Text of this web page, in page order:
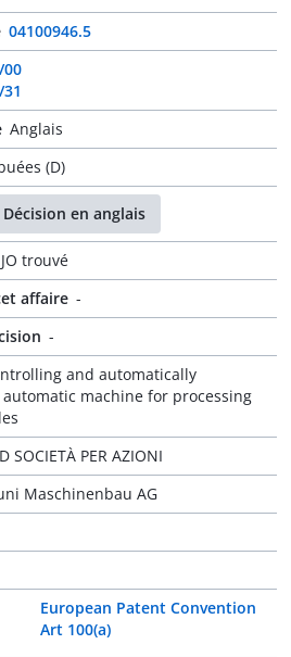
04100946.5
00
Anglais
(D)
Décision en anglais
trouvé
affaire -
-
and automatically
machine for processing
SOCIETÀ PER AZIONI
Maschinenbau AG
European Patent Convention
Art 100(a)